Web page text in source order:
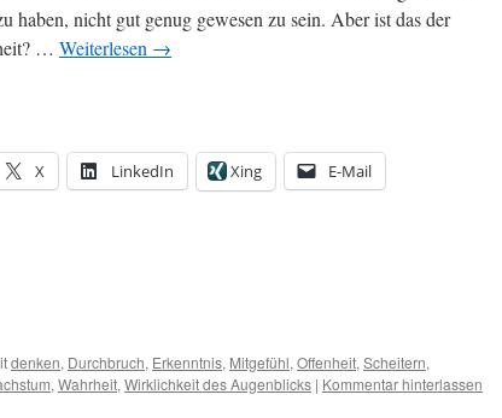
haben, nicht gut genug gewesen zu sein. Aber ist das der
… Weiterlesen →
X LinkedIn Xing E-Mail
denken, Durchbruch, Erkenntnis, Mitgefühl, Offenheit, Scheitern,
, Wahrheit, Wirklichkeit des Augenblicks | Kommentar hinterlassen